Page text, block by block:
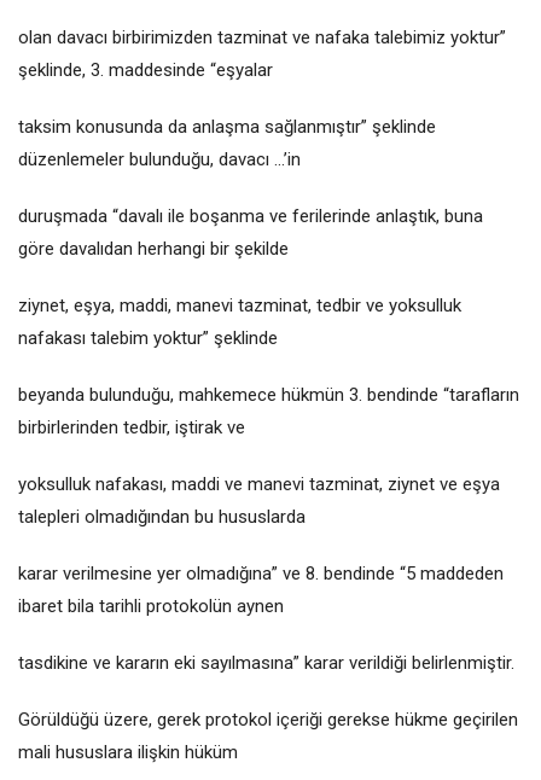
olan davacı birbirimizden tazminat ve nafaka talebimiz yoktur”
şeklinde, 3. maddesinde “eşyalar
taksim konusunda da anlaşma sağlanmıştır” şeklinde
düzenlemeler bulunduğu, davacı ...’in
duruşmada “davalı ile boşanma ve ferilerinde anlaştık, buna
göre davalıdan herhangi bir şekilde
ziynet, eşya, maddi, manevi tazminat, tedbir ve yoksulluk
nafakası talebim yoktur” şeklinde
beyanda bulunduğu, mahkemece hükmün 3. bendinde “tarafların
birbirlerinden tedbir, iştirak ve
yoksulluk nafakası, maddi ve manevi tazminat, ziynet ve eşya
talepleri olmadığından bu hususlarda
karar verilmesine yer olmadığına” ve 8. bendinde “5 maddeden
ibaret bila tarihli protokolün aynen
tasdikine ve kararın eki sayılmasına” karar verildiği belirlenmiştir.
Görüldüğü üzere, gerek protokol içeriği gerekse hükme geçirilen
mali hususlara ilişkin hüküm